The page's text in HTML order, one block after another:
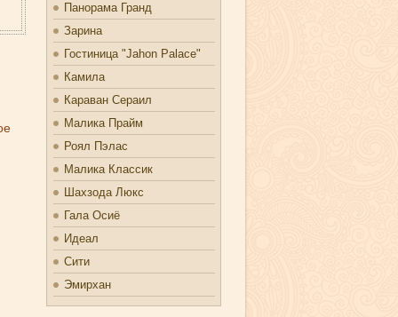
Панорама Гранд
Зарина
Гостиница "Jahon Palace"
Камила
Караван Сераил
Малика Прайм
Роял Пэлас
Малика Классик
Шахзода Люкс
Гала Осиё
Идеал
Сити
Эмирхан